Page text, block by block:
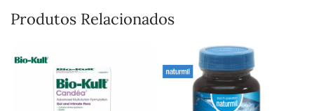
Produtos Relacionados